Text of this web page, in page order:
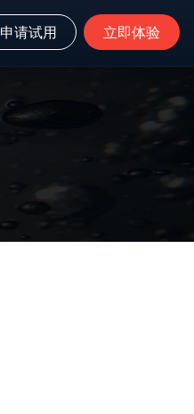
申请试用 立即体验